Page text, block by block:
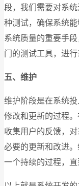
段，我们需要对系
种测试，确保系统
系统质量的重要手
门的测试工具，进行
五、维护
维护阶段是在系统
修改和更新的过程
收集用户的反馈，
必要的更新和改进
一个持续的过程，直